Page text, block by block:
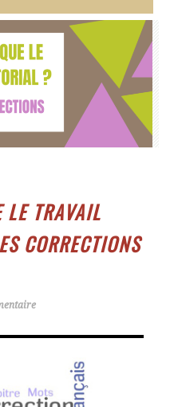
LE TRAVAIL
CORRECTIONS